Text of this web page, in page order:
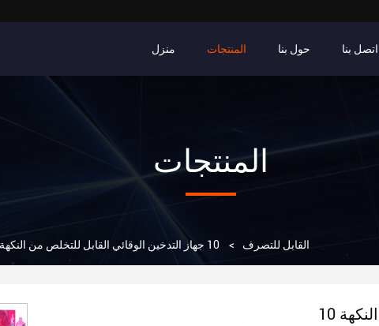
منزل المنتجات حول بنا اتصل بنا
المنتجات
جهاز VAPE القابل للتصرف > 10 جهاز التدخين الوقائي القابل للتخلص من النكهة 9000 نفخة 10000 نفخة
10 جهاز التدخين الوقائي القابل للتخلص من النكهة